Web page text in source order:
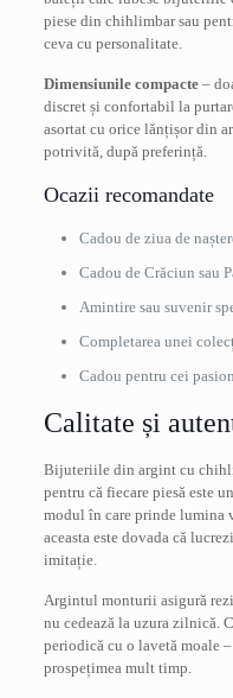
piese din chihlimbar sau
ceva cu personalitate.
Dimensiunile compacte–
discret și confortabil la
asortat cu orice lănțișor din
potrivită, după preferință.
Ocazii recomandate
Cadou de ziua de
Cadou de Crăciun sau
Amintire sau suvenir
Completarea unei
Cadou pentru cei
Calitate și
Bijuteriile din argint cu
pentru că fiecare piesă este
modul în care prinde lumina
aceasta este dovada că
imitație.
Argintul monturii asigură
nu cedează la uzura zilnică.
periodică cu o lavetă moale
prospețimea mult timp.